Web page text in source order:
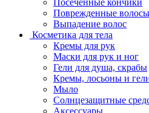
Посеченные кончики
Поврежденные волосы
Выпадение волос
Косметика для тела
Кремы для рук
Маски для рук и ног
Гели для душа, скрабы
Кремы, лосьоны и
Мыло
Солнцезащитные
Аксессуары